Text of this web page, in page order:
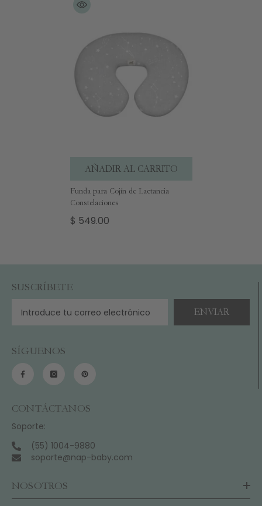
AÑADIR AL CARRITO
Funda para Cojín de Lactancia
Constelaciones
$ 549.00
SUSCRÍBETE
ENVIAR
SÍGUENOS
CONTÁCTANOS
Soporte:
(55) 1004-9880
soporte@nap-baby.com
NOSOTROS